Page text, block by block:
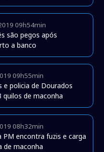
09h54min
são pegos após
a banco
09h55min
e policia de Dourados
quilos de maconha
08h32min
PM encontra fuzis e carga
de maconha